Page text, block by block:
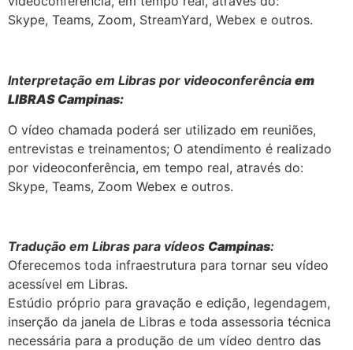
Skype, Teams, Zoom, StreamYard, Webex e outros.
Interpretação em Libras por videoconferência em
LIBRAS Campinas:
O vídeo chamada poderá ser utilizado em reuniões,
entrevistas e treinamentos; O atendimento é realizado
por videoconferência, em tempo real, através do:
Skype, Teams, Zoom Webex e outros.
Tradução em Libras para vídeos Campinas:
Oferecemos toda infraestrutura para tornar seu vídeo
acessível em Libras.
Estúdio próprio para gravação e edição, legendagem,
inserção da janela de Libras e toda assessoria técnica
necessária para a produção de um vídeo dentro das